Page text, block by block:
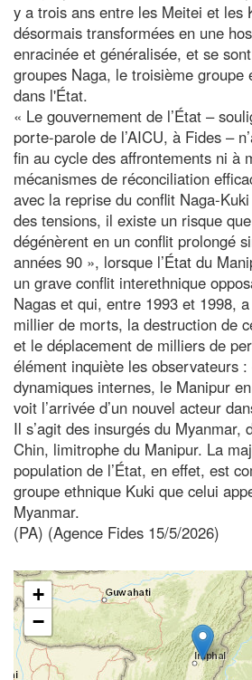
y a trois ans entre les Meitei et les
désormais transformées en une
enracinée et généralisée, et se
groupes Naga, le troisième groupe
dans l'État.
« Le gouvernement de l’État –
porte-parole de l’AICU, à Fides –
fin au cycle des affrontements ni à
mécanismes de réconciliation
avec la reprise du conflit Naga-
des tensions, il existe un risque
dégénèrent en un conflit prolongé
années 90 », lorsque l’État du
un grave conflit interethnique
Nagas et qui, entre 1993 et 1998, a
millier de morts, la destruction de
et le déplacement de milliers de
élément inquiète les observateurs
dynamiques internes, le Manipur
voit l’arrivée d’un nouvel acteur
Il s’agit des insurgés du Myanmar,
Chin, limitrophe du Manipur. La
population de l’État, en effet, est
groupe ethnique Kuki que celui
Myanmar.
(PA) (Agence Fides 15/5/2026)
+
−